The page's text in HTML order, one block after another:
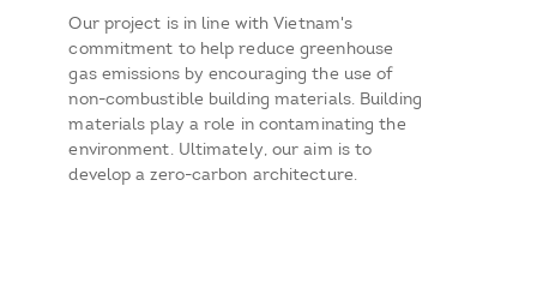
Our project is in line with Vietnam's
commitment to help reduce greenhouse
gas emissions by encouraging the use of
non-combustible building materials. Building
materials play a role in contaminating the
environment. Ultimately, our aim is to
develop a zero-carbon architecture.